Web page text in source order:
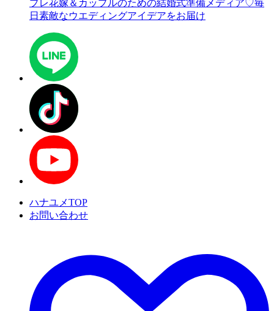
プレ花嫁＆カップルのための結婚式準備メディア♡毎
日素敵なウエディングアイデアをお届け
ハナユメTOP
お問い合わせ